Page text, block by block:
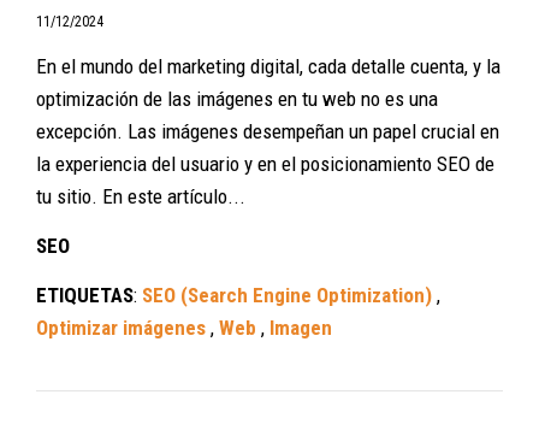
11/12/2024
En el mundo del marketing digital, cada detalle cuenta, y la
optimización de las imágenes en tu web no es una
excepción. Las imágenes desempeñan un papel crucial en
la experiencia del usuario y en el posicionamiento SEO de
tu sitio. En este artículo...
SEO
ETIQUETAS: SEO (Search Engine Optimization) ,
Optimizar imágenes , Web , Imagen